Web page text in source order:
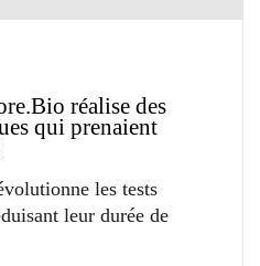
réalise des
qui prenaient
les tests
leur durée de